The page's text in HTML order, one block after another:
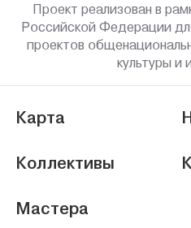
Проект реализован в
Российской Федерации
проектов
культуры и
Карта
Коллективы
Мастера